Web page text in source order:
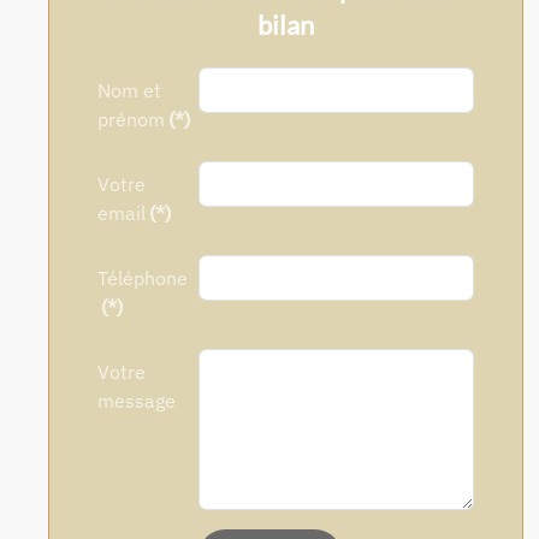
bilan
Nom et
prénom (*)
Votre
email (*)
Téléphone
(*)
Votre
message